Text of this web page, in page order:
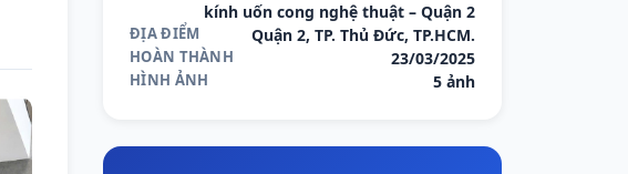
kính uốn cong nghệ thuật – Quận 2
ĐỊA ĐIỂM Quận 2, TP. Thủ Đức, TP.HCM.
HOÀN THÀNH 23/03/2025
HÌNH ẢNH 5 ảnh